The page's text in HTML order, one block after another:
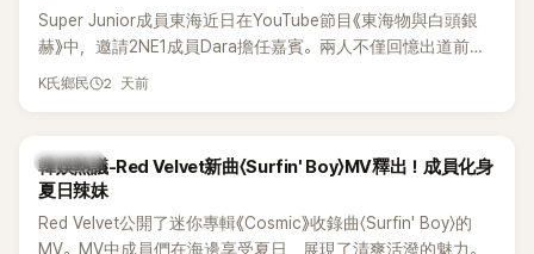
Super Junior成員東海近日在YouTube節目《東海物與白頭銀
赫》中，邀請2NE1成員Dara擔任嘉賓。兩人不僅回憶出道前的
青澀往事，也首度聊起當年鬧得沸沸揚揚的緋聞，讓東海忍不
K氏鄉民 2 天前
熱議討論
韓娛熱議-Red Velvet新曲〈Surfin' Boy〉MV釋出！成員化身
夏日辣妹
Red Velvet公開了迷你專輯《Cosmic》收錄曲〈Surfin' Boy〉的
MV。MV中成員們在海邊享受夏日，展現了清爽活潑的魅力。